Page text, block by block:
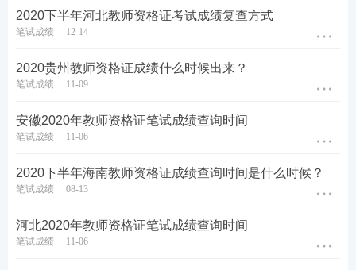
2020下半年河北教师资格证考试成绩复查方式
笔试成绩 12-14
2020贵州教师资格证成绩什么时候出来？
笔试成绩 11-09
安徽2020年教师资格证笔试成绩查询时间
笔试成绩 11-06
2020下半年海南教师资格证成绩查询时间是什么时候？
笔试成绩 08-13
河北2020年教师资格证笔试成绩查询时间
笔试成绩 11-06